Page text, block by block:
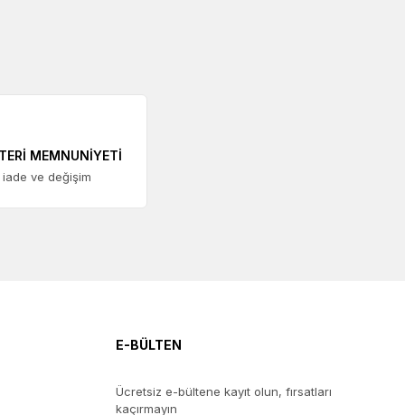
MEMNUNİYETİ
iade ve değişim
E-BÜLTEN
Ücretsiz e-bültene kayıt olun, fırsatları
kaçırmayın